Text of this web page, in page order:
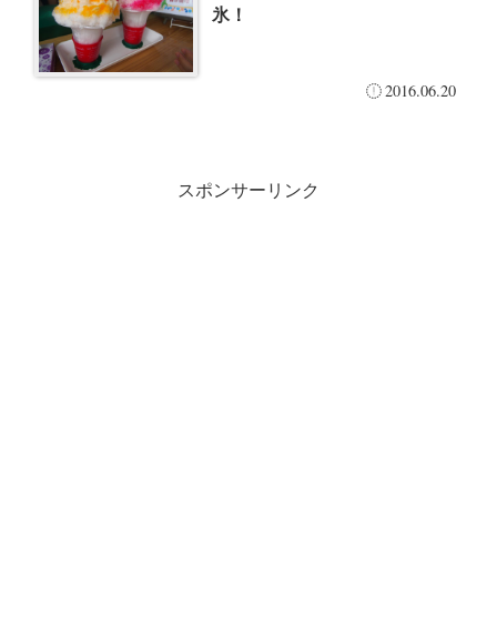
氷！
2016.06.20
スポンサーリンク